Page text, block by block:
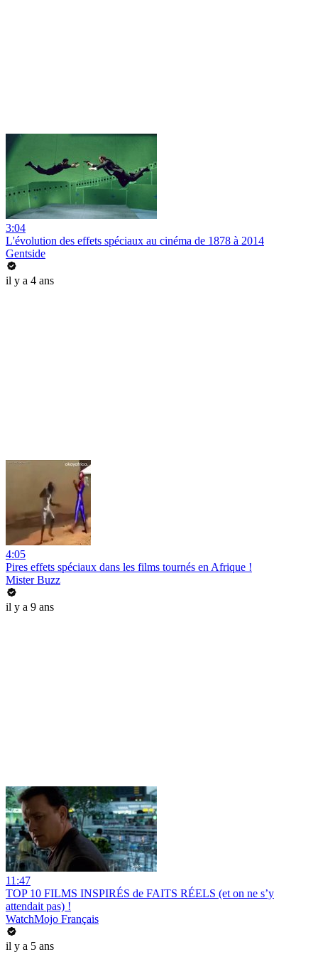
3:04
L'évolution des effets spéciaux au cinéma de 1878 à 2014
Gentside
il y a 4 ans
4:05
Pires effets spéciaux dans les films tournés en Afrique !
Mister Buzz
il y a 9 ans
11:47
TOP 10 FILMS INSPIRÉS de FAITS RÉELS (et on ne s’y
attendait pas) !
WatchMojo Français
il y a 5 ans